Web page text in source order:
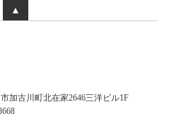
▲
加古川町北在家2646三洋ビル1F